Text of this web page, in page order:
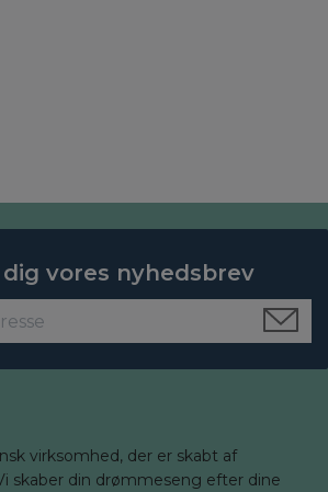
vores nyhedsbrev
virksomhed, der er skabt af
skaber din drømmeseng efter dine